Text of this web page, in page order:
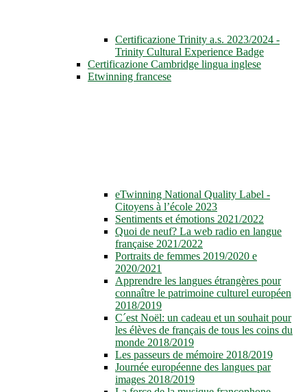
Certificazione Trinity a.s. 2023/2024 -
Trinity Cultural Experience Badge
Certificazione Cambridge lingua inglese
Etwinning francese
eTwinning National Quality Label -
Citoyens à l’école 2023
Sentiments et émotions 2021/2022
Quoi de neuf? La web radio en langue
française 2021/2022
Portraits de femmes 2019/2020 e
2020/2021
Apprendre les langues étrangères pour
connaître le patrimoine culturel européen
2018/2019
C´est Noël: un cadeau et un souhait pour
les élèves de français de tous les coins du
monde 2018/2019
Les passeurs de mémoire 2018/2019
Journée européenne des langues par
images 2018/2019